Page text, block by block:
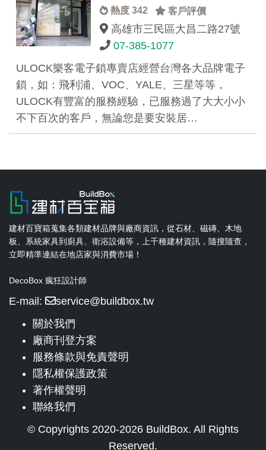
熱度 342 客戶評價
高雄市三民區大昌二路27號
07-385-1077
ULOCK樂客電子鎖專賣店經營台灣各大品牌電子
鎖，如：飛利浦、VOC、YALE、三星等等，
ULOCK有豐富的服務經驗，已服務過了大大小小
不下百次的客戶，無論您是要安裝居…
建材百寶箱蒐集各類建材品牌與廠商資訊，從石材、磁磚、木地
板、系統家具到廚具、衛浴設備等，上千種建材資訊，隨搜隨查，
立即精準連結在地店家與消費市場！
DecoBox 瘋狂設計師
E-mail:
service@buildbox.tw
關於我們
廠商刊登方案
服務條款與免責聲明
隱私權保護政策
著作權聲明
聯絡我們
© Copyrights 2020-2026 BuildBox. All Rights
Reserved.